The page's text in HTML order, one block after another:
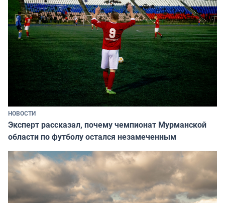
НОВОСТИ
Эксперт рассказал, почему чемпионат Мурманской
области по футболу остался незамеченным